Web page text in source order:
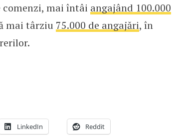
mai întâi angajând 100.000
mai târziu 75.000 de angajări, în
LinkedIn Reddit